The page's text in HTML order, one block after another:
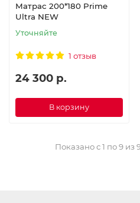
Матрас 200*180 Prime
Ultra NEW
Уточняйте
1 отзыв
24 300 р.
В корзину
Показано с 1 по 9 из